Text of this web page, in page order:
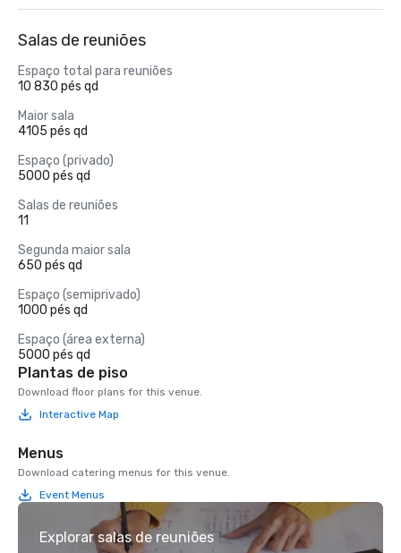
Salas de reuniões
Espaço total para reuniões
10 830 pés qd
Maior sala
4105 pés qd
Espaço (privado)
5000 pés qd
Salas de reuniões
11
Segunda maior sala
650 pés qd
Espaço (semiprivado)
1000 pés qd
Espaço (área externa)
5000 pés qd
Plantas de piso
Download floor plans for this venue.
Interactive Map
Menus
Download catering menus for this venue.
Event Menus
Explorar salas de reuniões